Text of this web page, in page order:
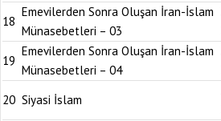
18
Emevilerden Sonra Oluşan İran-İslam
Münasebetleri – 03
19
Emevilerden Sonra Oluşan İran-İslam
Münasebetleri – 04
20 Siyasi İslam